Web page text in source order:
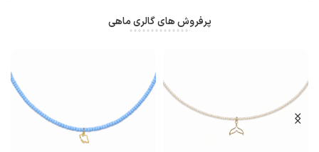
پرفروش های گالری ماهی